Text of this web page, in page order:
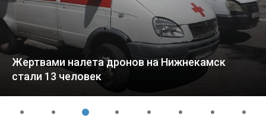
Жертвами налета дронов на Нижнекамск
стали 13 человек